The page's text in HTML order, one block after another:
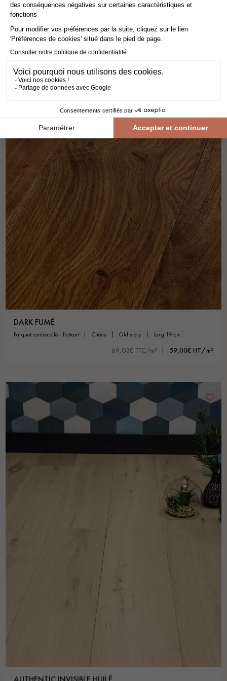
DARK FUMÉ
parquet contrecollé - flottant chêne old story larg 19 cm
69,03€ TTC/m² 59,00€ HT/m²